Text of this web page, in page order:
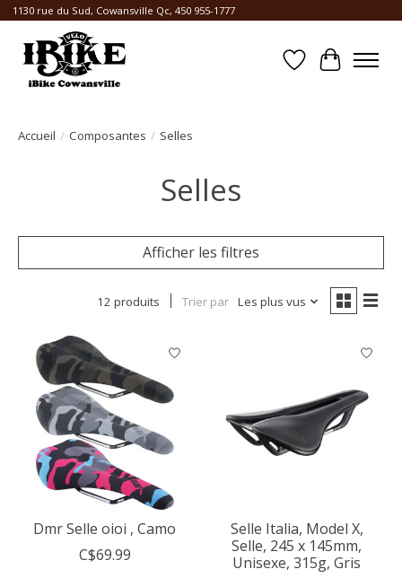
1130 rue du Sud, Cowansville Qc, 450 955-1777
Liste dePanier
Accueil / Composantes / Selles
Selles
Afficher les filtres
12 produits Trier par Les plus vus
Dmr Selle oioi , Camo
C$69.99
Selle Italia, Model X,
Selle, 245 x 145mm,
Unisexe, 315g, Gris